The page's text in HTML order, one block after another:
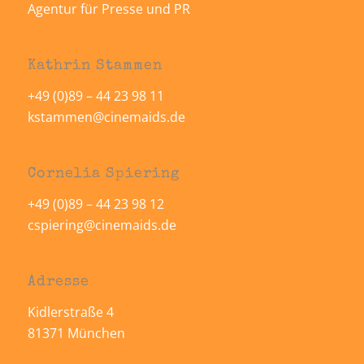
Agentur für Presse und PR
Kathrin Stammen
+49 (0)89 – 44 23 98 11
kstammen@cinemaids.de
Cornelia Spiering
+49 (0)89 – 44 23 98 12
cspiering@cinemaids.de
Adresse
Kidlerstraße 4
81371 München